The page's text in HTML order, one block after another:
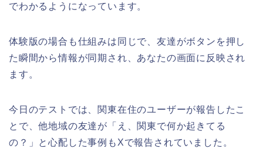
でわかるようになっています。
体験版の場合も仕組みは同じで、友達がボタンを押し
た瞬間から情報が同期され、あなたの画面に反映され
ます。
今日のテストでは、関東在住のユーザーが報告したこ
とで、他地域の友達が「え、関東で何か起きてる
の？」と心配した事例もXで報告されていました。